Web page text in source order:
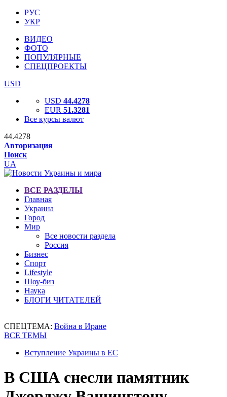
РУС
УКР
ВИДЕО
ФОТО
ПОПУЛЯРНЫЕ
СПЕЦПРОЕКТЫ
USD
USD 44.4278
EUR 51.3281
Все курсы валют
44.4278
Авторизация
Поиск
UA
ВСЕ РАЗДЕЛЫ
Главная
Украина
Город
Мир
Все новости раздела
Россия
Бизнес
Спорт
Lifestyle
Шоу-биз
Наука
БЛОГИ ЧИТАТЕЛЕЙ
СПЕЦТЕМА: Война в Иране
ВСЕ ТЕМЫ
Вступление Украины в ЕС
В США снесли памятник